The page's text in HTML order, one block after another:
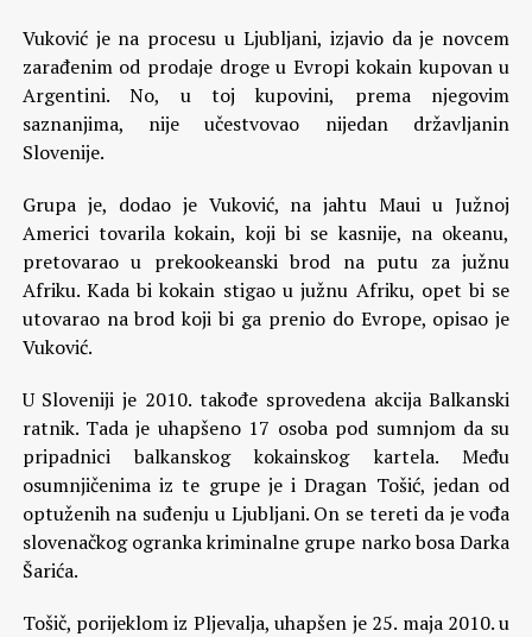
Vuković je na procesu u Ljubljani, izjavio da je novcem
zarađenim od prodaje droge u Evropi kokain kupovan u
Argentini. No, u toj kupovini, prema njegovim
saznanjima, nije učestvovao nijedan državljanin
Slovenije.
Grupa je, dodao je Vuković, na jahtu Maui u Južnoj
Americi tovarila kokain, koji bi se kasnije, na okeanu,
pretovarao u prekookeanski brod na putu za južnu
Afriku. Kada bi kokain stigao u južnu Afriku, opet bi se
utovarao na brod koji bi ga prenio do Evrope, opisao je
Vuković.
U Sloveniji je 2010. takođe sprovedena akcija Balkanski
ratnik. Tada je uhapšeno 17 osoba pod sumnjom da su
pripadnici balkanskog kokainskog kartela. Među
osumnjičenima iz te grupe je i Dragan Tošić, jedan od
optuženih na suđenju u Ljubljani. On se tereti da je vođa
slovenačkog ogranka kriminalne grupe narko bosa Darka
Šarića.
Tošič, porijeklom iz Pljevalja, uhapšen je 25. maja 2010. u